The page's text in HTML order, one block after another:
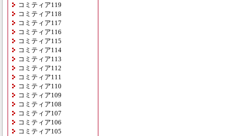
コミティア119
コミティア118
コミティア117
コミティア116
コミティア115
コミティア114
コミティア113
コミティア112
コミティア111
コミティア110
コミティア109
コミティア108
コミティア107
コミティア106
コミティア105